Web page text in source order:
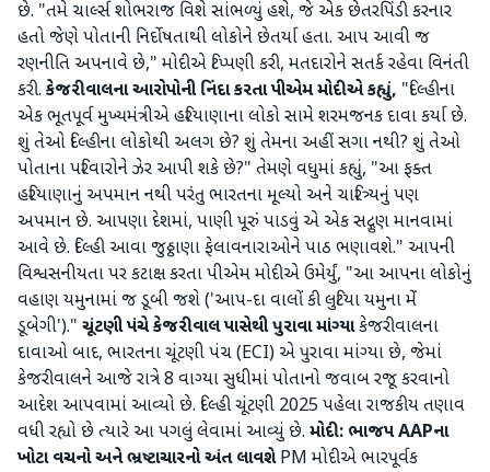
છે. "તમે ચાર્લ્સ શોભરાજ વિશે સાંભળ્યું હશે, જે એક છેતરપિંડી કરનાર
હતો જેણે પોતાની નિર્દોષતાથી લોકોને છેતર્યા હતા. આપ આવી જ
રણનીતિ અપનાવે છે," મોદીએ ટિપ્પણી કરી, મતદારોને સતર્ક રહેવા વિનંતી
કરી. કેજરીવાલના આરોપોની નિંદા કરતા પીએમ મોદીએ કહ્યું, "દિલ્હીના
એક ભૂતપૂર્વ મુખ્યમંત્રીએ હરિયાણાના લોકો સામે શરમજનક દાવા કર્યા છે.
શું તેઓ દિલ્હીના લોકોથી અલગ છે? શું તેમના અહીં સગા નથી? શું તેઓ
પોતાના પરિવારોને ઝેર આપી શકે છે?" તેમણે વધુમાં કહ્યું, "આ ફક્ત
હરિયાણાનું અપમાન નથી પરંતુ ભારતના મૂલ્યો અને ચારિત્ર્યનું પણ
અપમાન છે. આપણા દેશમાં, પાણી પૂરું પાડવું એ એક સદ્ગુણ માનવામાં
આવે છે. દિલ્હી આવા જુઠ્ઠાણા ફેલાવનારાઓને પાઠ ભણાવશે." આપની
વિશ્વસનીયતા પર કટાક્ષ કરતા પીએમ મોદીએ ઉમેર્યું, "આ આપના લોકોનું
વહાણ યમુનામાં જ ડૂબી જશે ('આપ-દા વાલોં કી લુટિયા યમુના મેં
ડૂબેગી')." ચૂંટણી પંચે કેજરીવાલ પાસેથી પુરાવા માંગ્યાકેજરીવાલના
દાવાઓ બાદ, ભારતના ચૂંટણી પંચ (ECI) એ પુરાવા માંગ્યા છે, જેમાં
કેજરીવાલને આજે રાત્રે 8 વાગ્યા સુધીમાં પોતાનો જવાબ રજૂ કરવાનો
આદેશ આપવામાં આવ્યો છે. દિલ્હી ચૂંટણી 2025 પહેલા રાજકીય તણાવ
વધી રહ્યો છે ત્યારે આ પગલું લેવામાં આવ્યું છે. મોદી: ભાજપ AAPના
ખોટા વચનો અને ભ્રષ્ટાચારનો અંત લાવશેPM મોદીએ ભારપૂર્વક